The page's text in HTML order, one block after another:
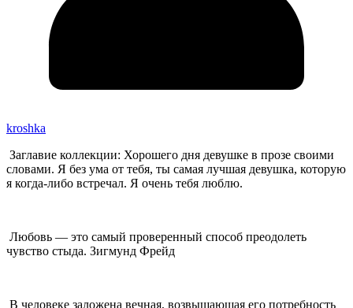
kroshka
Заглавие коллекции: Хорошего дня девушке в прозе своими
словами. Я без ума от тебя, ты самая лучшая девушка, которую
я когда-либо встречал. Я очень тебя люблю.
Любовь — это самый проверенный способ преодолеть
чувство стыда. Зигмунд Фрейд
В человеке заложена вечная, возвышающая его потребность